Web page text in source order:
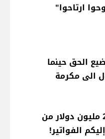
ارتاحوا"
الحق حينما
الى مكرمة
الدولة تبتلع 217 مليون دولار من
الفواتير!